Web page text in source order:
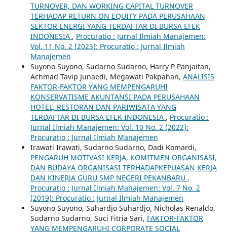
TURNOVER, DAN WORKING CAPITAL TURNOVER
TERHADAP RETURN ON EQUITY PADA PERUSAHAAN
SEKTOR ENERGI YANG TERDAFTAR DI BURSA EFEK
INDONESIA , Procuratio : Jurnal Ilmiah Manajemen:
Vol. 11 No. 2 (2023): Procuratio : Jurnal Ilmiah
Manajemen
Suyono Suyono, Sudarno Sudarno, Harry P Panjaitan,
Achmad Tavip Junaedi, Megawati Pakpahan, ANALISIS
FAKTOR-FAKTOR YANG MEMPENGARUHI
KONSERVATISME AKUNTANSI PADA PERUSAHAAN
HOTEL, RESTORAN DAN PARIWISATA YANG
TERDAFTAR DI BURSA EFEK INDONESIA , Procuratio :
Jurnal Ilmiah Manajemen: Vol. 10 No. 2 (2022):
Procuratio : Jurnal Ilmiah Manajemen
Irawati Irawati, Sudarno Sudarno, Dadi Komardi,
PENGARUH MOTIVASI KERJA, KOMITMEN ORGANISASI,
DAN BUDAYA ORGANISASI TERHADAPKEPUASAN KERJA
DAN KINERJA GURU SMP NEGERI PEKANBARU ,
Procuratio : Jurnal Ilmiah Manajemen: Vol. 7 No. 2
(2019): Procuratio : Jurnal Ilmiah Manajemen
Suyono Suyono, Suhardjo Suhardjo, Nicholas Renaldo,
Sudarno Sudarno, Suci Fitria Sari, FAKTOR-FAKTOR
YANG MEMPENGARUHI CORPORATE SOCIAL